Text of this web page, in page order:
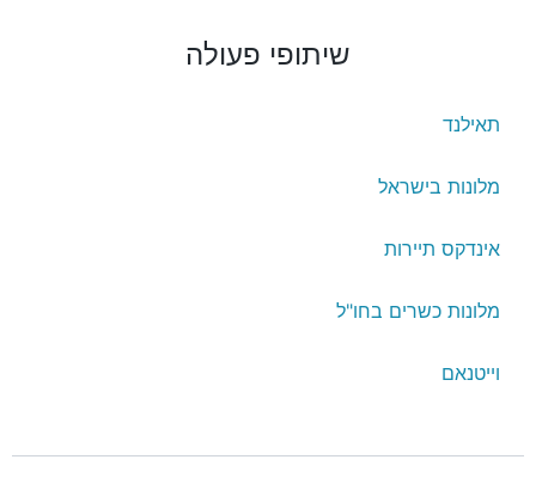
שיתופי פעולה
תאילנד
מלונות בישראל
אינדקס תיירות
מלונות כשרים בחו"ל
וייטנאם